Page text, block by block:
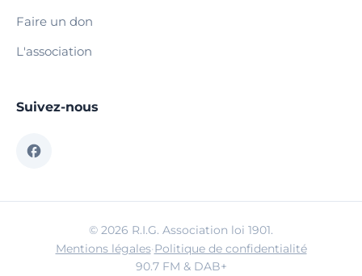
Faire un don
L'association
Suivez-nous
© 2026 R.I.G. Association loi 1901.
Mentions légales·Politique de confidentialité
90.7 FM & DAB+